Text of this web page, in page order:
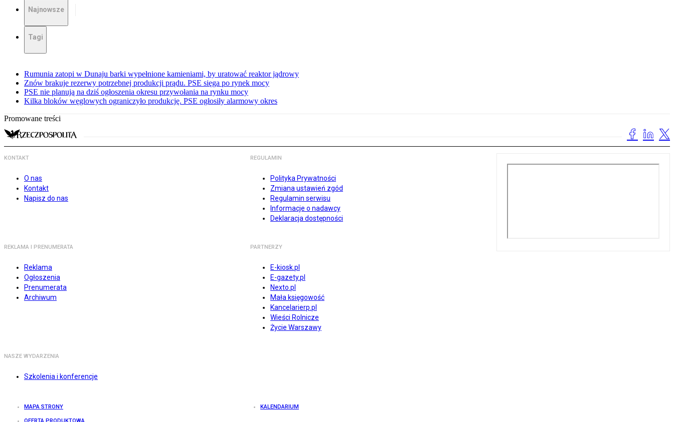
Najnowsze
Tagi
Rumunia zatopi w Dunaju barki wypełnione kamieniami, by uratować reaktor jądrowy
Znów brakuje rezerwy potrzebnej produkcji prądu. PSE sięga po rynek mocy
PSE nie planują na dziś ogłoszenia okresu przywołania na rynku mocy
Kilka bloków węglowych ograniczyło produkcję. PSE ogłosiły alarmowy okres
Promowane treści
KONTAKT
O nas
Kontakt
Napisz do nas
REGULAMIN
Polityka Prywatności
Zmiana ustawień zgód
Regulamin serwisu
Informacje o nadawcy
Deklaracja dostępności
REKLAMA I PRENUMERATA
Reklama
Ogłoszenia
Prenumerata
Archiwum
PARTNERZY
E-kiosk.pl
E-gazety.pl
Nexto.pl
Mała księgowość
Kancelarierp.pl
Wieści Rolnicze
Życie Warszawy
NASZE WYDARZENIA
Szkolenia i konferencje
MAPA STRONY KALENDARIUM